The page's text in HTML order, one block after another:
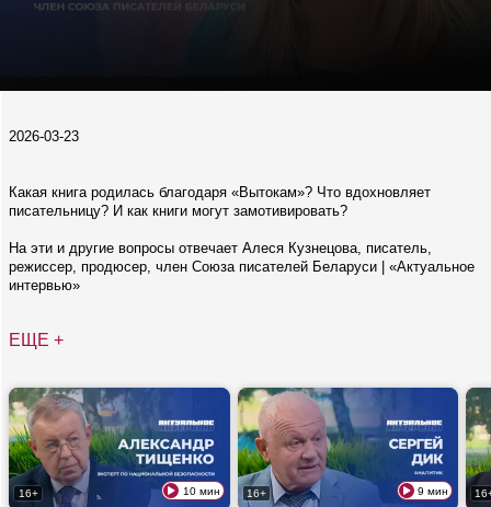
2026-03-23
Какая книга родилась благодаря «Вытокам»? Что вдохновляет
писательницу? И как книги могут замотивировать?
На эти и другие вопросы отвечает Алеся Кузнецова, писатель,
режиссер, продюсер, член Союза писателей Беларуси | «Актуальное
интервью»
ЕЩЕ +
16+ 10 мин 16+ 9 мин